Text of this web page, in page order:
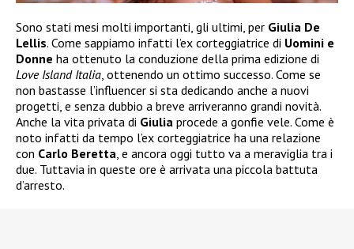
Sono stati mesi molti importanti, gli ultimi, per Giulia De
Lellis. Come sappiamo infatti l’ex corteggiatrice di Uomini e
Donne ha ottenuto la conduzione della prima edizione di
Love Island Italia , ottenendo un ottimo successo. Come se
non bastasse l’influencer si sta dedicando anche a nuovi
progetti, e senza dubbio a breve arriveranno grandi novità.
Anche la vita privata di Giulia procede a gonfie vele. Come è
noto infatti da tempo l’ex corteggiatrice ha una relazione
con Carlo Beretta , e ancora oggi tutto va a meraviglia tra i
due. Tuttavia in queste ore è arrivata una piccola battuta
d’arresto.